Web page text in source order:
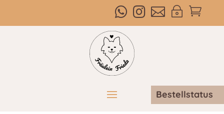

~



Bestellstatus